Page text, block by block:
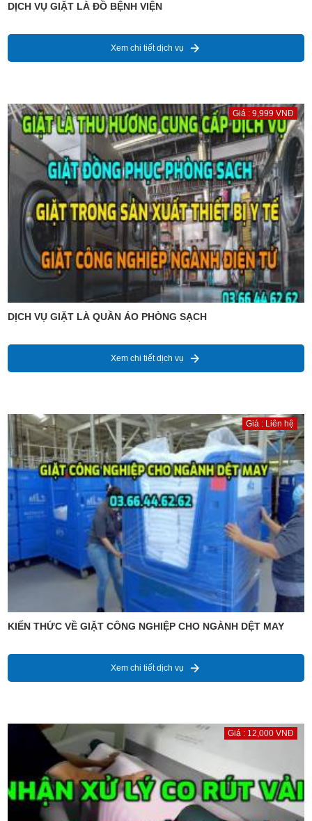
DỊCH VỤ GIẶT LÀ ĐỒ BỆNH VIỆN
Xem chi tiết dịch vụ
Giá : 9,999 VNĐ
DỊCH VỤ GIẶT LÀ QUẦN ÁO PHÒNG SẠCH
Xem chi tiết dịch vụ
Giá : Liên hệ
KIẾN THỨC VỀ GIẶT CÔNG NGHIỆP CHO NGÀNH DỆT MAY
Xem chi tiết dịch vụ
Giá : 12,000 VNĐ